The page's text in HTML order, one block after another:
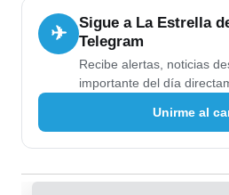
✈
Sigue a La Estrella
Telegram
Recibe alertas, noticias
importante del día
Unirme al